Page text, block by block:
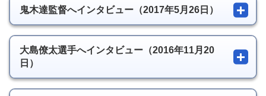
鬼木達監督へインタビュー（2017年5月26日）
大島僚太選手へインタビュー（2016年11月20
日）